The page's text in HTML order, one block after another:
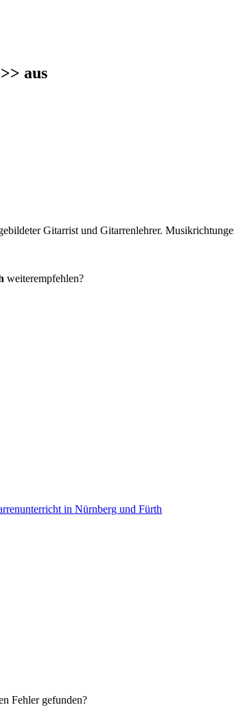
>> aus
Gitarrist und Gitarrenlehrer.
weiterempfehlen?
in Nürnberg und Fürth
Fehler gefunden?